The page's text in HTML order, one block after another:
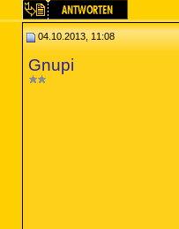
04.10.2013, 11:08
Gnupi